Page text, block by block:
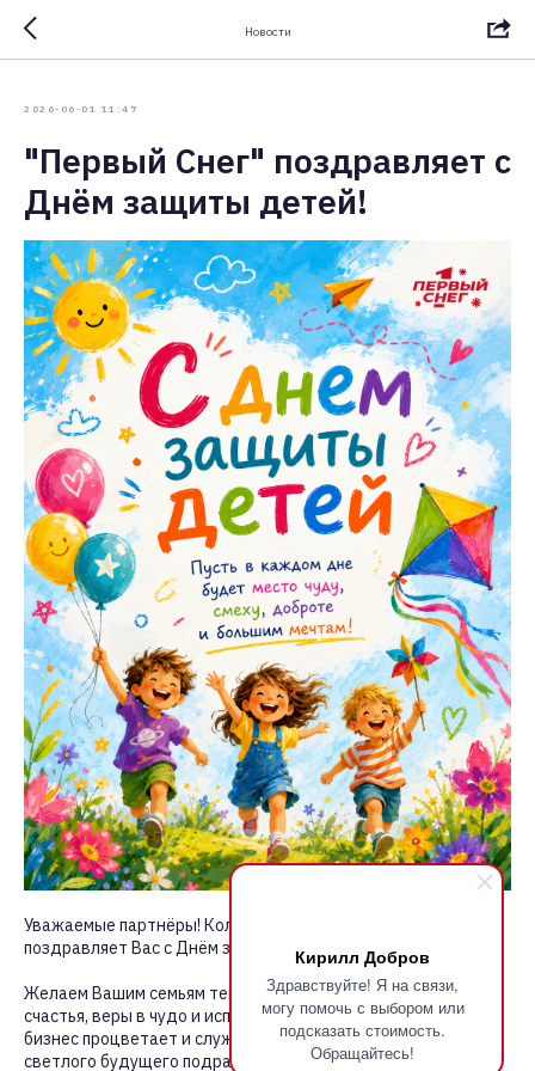
Кирилл Добров
Здравствуйте! Я на связи,
могу помочь с выбором или
подсказать стоимость.
Обращайтесь!
Новости
2026-06-01 11:47
"Первый Снег" поздравляет с
Днём защиты детей!
Уважаемые партнёры! Коллектив компании "Первый Снег"
поздравляет Вас с Днём защиты детей!
Желаем Вашим семьям тепла, а детям — безоблачного
счастья, веры в чудо и исполнения желаний. Пусть Ваш
бизнес процветает и служит надёжной основой для
светлого будущего подрастающего поколения.